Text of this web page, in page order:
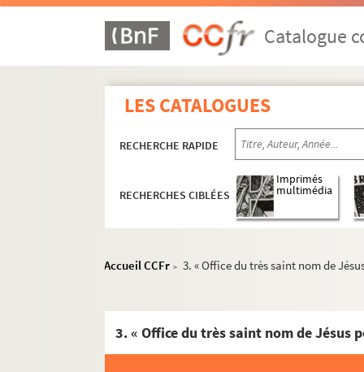
Catalogue
LES CATALOGUES
RECHERCHE RAPIDE
RECHERCHES CIBLÉES
Imprimés
multimédia
Accueil CCFr > 3. « Office du très saint nom de
3. « Office du très saint nom de Jésus